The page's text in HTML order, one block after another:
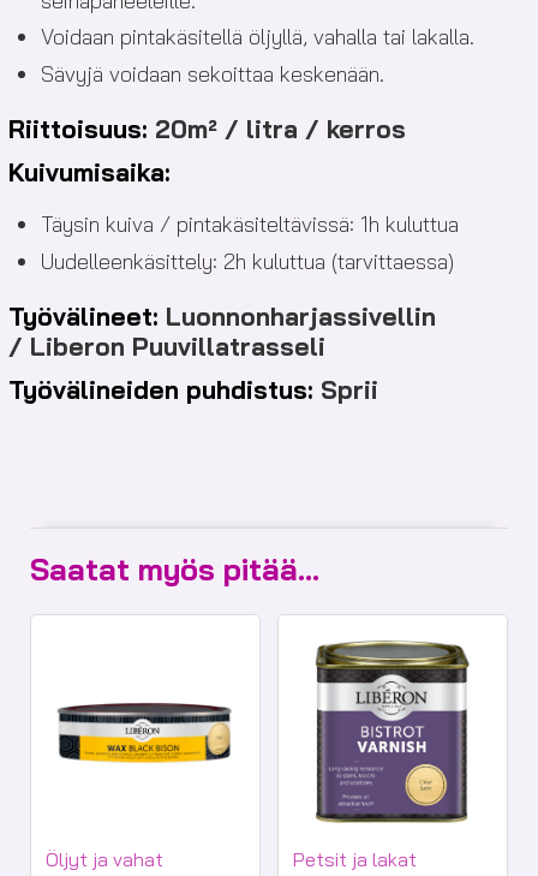
Voidaan pintakäsitellä öljyllä, vahalla tai lakalla.
Sävyjä voidaan sekoittaa keskenään.
Riittoisuus: 20m² / litra / kerros
Kuivumisaika:
Täysin kuiva / pintakäsiteltävissä: 1h kuluttua
Uudelleenkäsittely: 2h kuluttua (tarvittaessa)
Työvälineet: Luonnonharjassivellin
/ Liberon Puuvillatrasseli
Työvälineiden puhdistus: Sprii
Saatat myös pitää...
Tuotekategoriat:
Öljyt ja vahat Tuotekategoriat:
Petsit ja lakat